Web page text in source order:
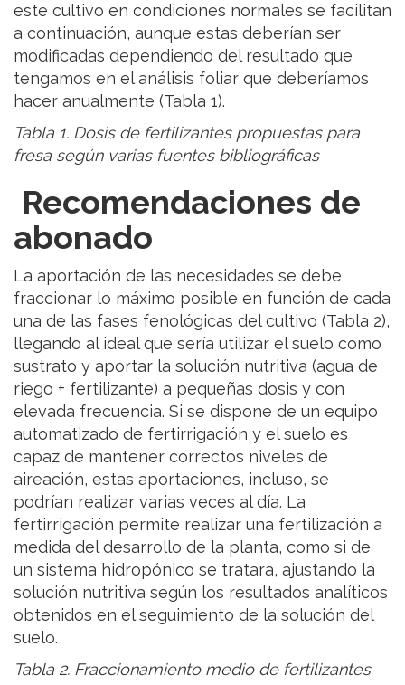
este cultivo en condiciones normales se facilitan
a continuación, aunque estas deberían ser
modificadas dependiendo del resultado que
tengamos en el análisis foliar que deberíamos
hacer anualmente (Tabla 1).
Tabla 1. Dosis de fertilizantes propuestas para
fresa según varias fuentes bibliográficas
Recomendaciones de
abonado
La aportación de las necesidades se debe
fraccionar lo máximo posible en función de cada
una de las fases fenológicas del cultivo (Tabla 2),
llegando al ideal que sería utilizar el suelo como
sustrato y aportar la solución nutritiva (agua de
riego + fertilizante) a pequeñas dosis y con
elevada frecuencia. Si se dispone de un equipo
automatizado de fertirrigación y el suelo es
capaz de mantener correctos niveles de
aireación, estas aportaciones, incluso, se
podrían realizar varias veces al día. La
fertirrigación permite realizar una fertilización a
medida del desarrollo de la planta, como si de
un sistema hidropónico se tratara, ajustando la
solución nutritiva según los resultados analíticos
obtenidos en el seguimiento de la solución del
suelo.
Tabla 2. Fraccionamiento medio de fertilizantes